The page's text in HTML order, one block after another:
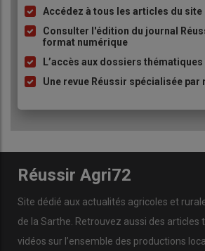
Liste
à
puce
Accédez à tous les articles du site
Consulter l'édition du journal
format numérique
L’accès aux dossiers thématiques
Une revue Réussir spécialisée par
Réussir Agri72
Site dédié aux actualités agricoles et
de la Sarthe. Retrouvez aussi des articles
vidéos sur l’ensemble des productions